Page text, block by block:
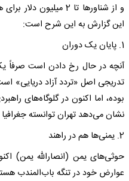
و از شناورها تا 2
این گزارش به این شرح است:
1. پایان یک دوران
آنچه در حال رخ دادن است صرفاً
تدریجی اصل «تردد آزاد دریایی»
بوده، اما اکنون در گلوگاه‌های
نشان می‌دهد تهران توانسته
2. یمنی‌ها هم در راهند
حوثی‌های یمن (انصارالله یمن)
عوارض خود در تنگه باب‌المندب